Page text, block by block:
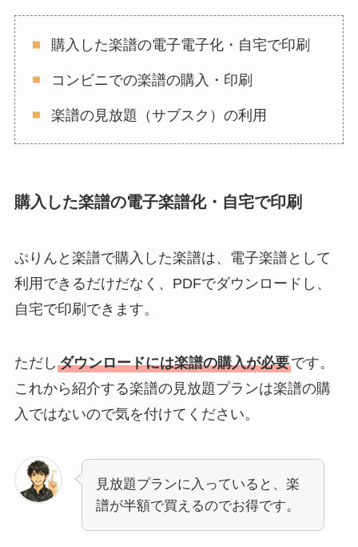
購入した楽譜の電子電子化・自宅で印刷
コンビニでの楽譜の購入・印刷
楽譜の見放題（サブスク）の利用
購入した楽譜の電子楽譜化・自宅で印刷
ぷりんと楽譜で購入した楽譜は、電子楽譜として
利用できるだけだなく、PDFでダウンロードし、
自宅で印刷できます。
ただし ダウンロードには楽譜の購入が必要です。
これから紹介する楽譜の見放題プランは楽譜の購
入ではないので気を付けてください。
見放題プランに入っていると、楽
譜が半額で買えるのでお得です。